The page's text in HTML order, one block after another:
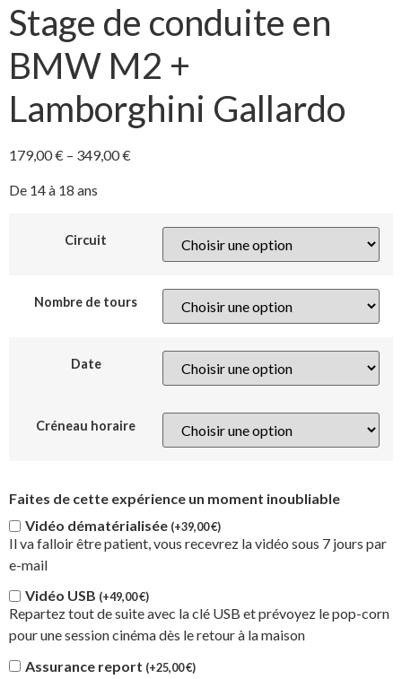
Stage de conduite en
BMW M2 +
Lamborghini Gallardo
179,00€ – 349,00€
De 14 à 18 ans
Circuit
Nombre de tours
Date
Créneau horaire
Faites de cette expérience un moment inoubliable
Vidéo dématérialisée (+39,00€)
Il va falloir être patient, vous recevrez la vidéo sous 7 jours par
e-mail
Vidéo USB (+49,00€)
Repartez tout de suite avec la clé USB et prévoyez le pop-corn
pour une session cinéma dès le retour à la maison
Assurance report (+25,00€)